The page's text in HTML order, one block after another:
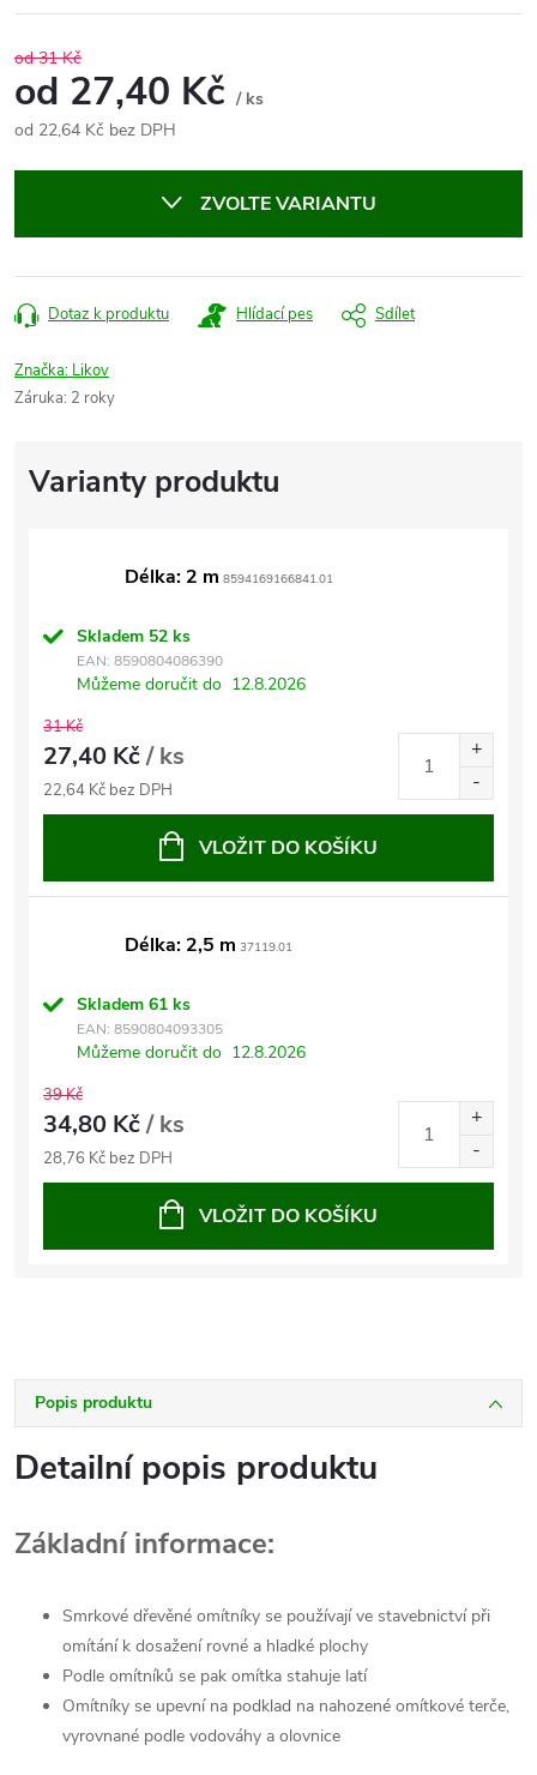
od 31 Kč
od 27,40 Kč / ks
od 22,64 Kč bez DPH
ZVOLTE VARIANTU
Dotaz k produktu Hlídací pes Sdílet
Značka: Likov
Záruka: 2 roky
Délka: 2 m 8594169166841.01
Skladem 52 ks
EAN: 8590804086390
Můžeme doručit do 12.8.2026
31 Kč
27,40 Kč/ ks
22,64 Kč bez DPH
VLOŽIT DO KOŠÍKU
Délka: 2,5 m 37119.01
Skladem 61 ks
EAN: 8590804093305
Můžeme doručit do 12.8.2026
39 Kč
34,80 Kč/ ks
28,76 Kč bez DPH
VLOŽIT DO KOŠÍKU
Popis produktu
Detailní popis produktu
Základní informace:
Smrkové dřevěné omítníky se používají ve stavebnictví při
omítání k dosažení rovné a hladké plochy
Podle omítníků se pak omítka stahuje latí
Omítníky se upevní na podklad na nahozené omítkové terče,
vyrovnané podle vodováhy a olovnice